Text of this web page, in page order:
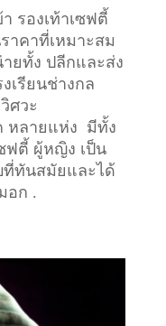
รองเท้าเซฟตี้
าคาที่เหมาะสม
ยทั้ง ปลีกและส่ง
เรียนช่างกล
ศวะ
หลายแห่ง มีทั้ง
ฟตี้ ผู้หญิง เป็น
ที่ทันสมัยและได้
อก .